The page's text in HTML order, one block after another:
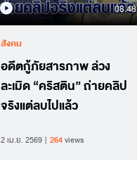
08.48
สังคม
อดีตกู้ภัยสารภาพ ล่วง
ละเมิด “คริสติน” ถ่ายคลิป
จริงแต่ลบไปแล้ว
2 เม.ย. 2569 264views